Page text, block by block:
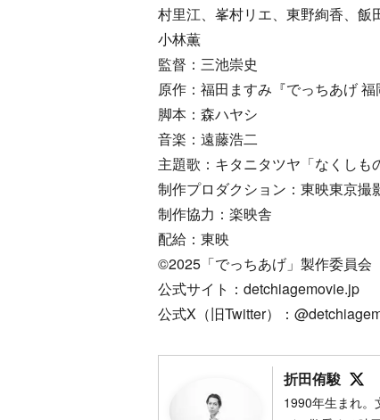
村里江、峯村リエ、東野絢香、飯
小林薫
監督：三池崇史
原作：福田ますみ『でっちあげ
脚本：森ハヤシ
音楽：遠藤浩二
主題歌：キタニタツヤ「なくしも
制作プロダクション：東映東京撮
制作協力：楽映舎
配給：東映
©2025「でっちあげ」製作委員会
公式サイト：detchiagemovie.jp
公式X（旧Twitter）：
折田侑駿
1990年生まれ。